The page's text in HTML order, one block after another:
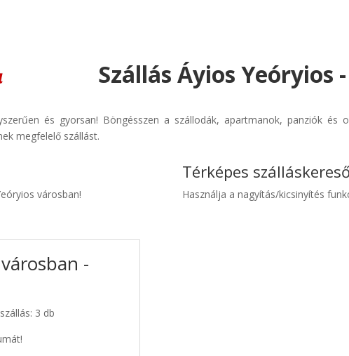
Szállás Áyios Yeóryios
és gyorsan! Böngésszen a szállodák, apartmanok, panziók és
megfelelő szállást.
városban!
-
3 db
Térképes szálláskereső
Használja a nagyítás/kicsinyítés